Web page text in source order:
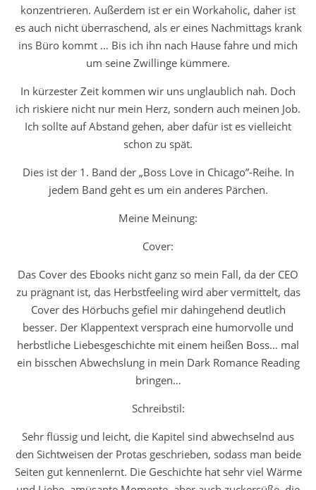
konzentrieren. Außerdem ist er ein Workaholic, daher ist
es auch nicht überraschend, als er eines Nachmittags krank
ins Büro kommt … Bis ich ihn nach Hause fahre und mich
um seine Zwillinge kümmere.
In kürzester Zeit kommen wir uns unglaublich nah. Doch
ich riskiere nicht nur mein Herz, sondern auch meinen Job.
Ich sollte auf Abstand gehen, aber dafür ist es vielleicht
schon zu spät.
Dies ist der 1. Band der „Boss Love in Chicago”-Reihe. In
jedem Band geht es um ein anderes Pärchen.
Meine Meinung:
Cover:
Das Cover des Ebooks nicht ganz so mein Fall, da der CEO
zu prägnant ist, das Herbstfeeling wird aber vermittelt, das
Cover des Hörbuchs gefiel mir dahingehend deutlich
besser. Der Klappentext versprach eine humorvolle und
herbstliche Liebesgeschichte mit einem heißen Boss… mal
ein bisschen Abwechslung in mein Dark Romance Reading
bringen…
Schreibstil:
Sehr flüssig und leicht, die Kapitel sind abwechselnd aus
den Sichtweisen der Protas geschrieben, sodass man beide
Seiten gut kennenlernt. Die Geschichte hat sehr viel Wärme